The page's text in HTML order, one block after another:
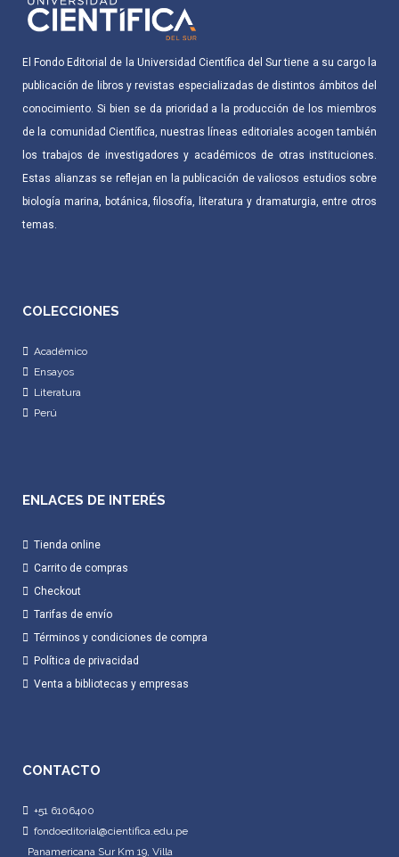
El Fondo Editorial de la Universidad Científica del Sur tiene a su cargo la
publicación de libros y revistas especializadas de distintos ámbitos del
conocimiento. Si bien se da prioridad a la producción de los miembros
de la comunidad Científica, nuestras líneas editoriales acogen también
los trabajos de investigadores y académicos de otras instituciones.
Estas alianzas se reflejan en la publicación de valiosos estudios sobre
biología marina, botánica, filosofía, literatura y dramaturgia, entre otros
temas.
COLECCIONES
Académico
Ensayos
Literatura
Perú
ENLACES DE INTERÉS
Tienda online
Carrito de compras
Checkout
Tarifas de envío
Términos y condiciones de compra
Política de privacidad
Venta a bibliotecas y empresas
CONTACTO
+51 6106400
fondoeditorial@cientifica.edu.pe
Panamericana Sur Km 19, Villa